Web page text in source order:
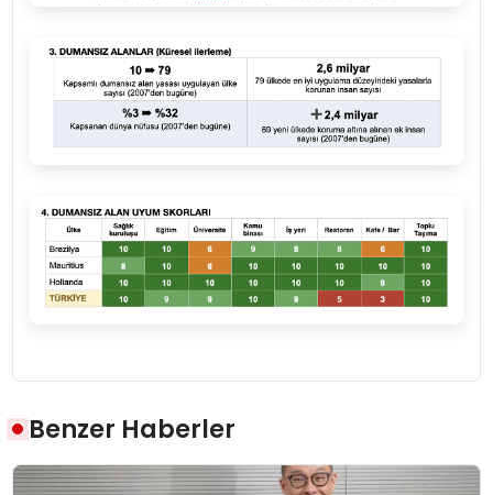
Benzer Haberler